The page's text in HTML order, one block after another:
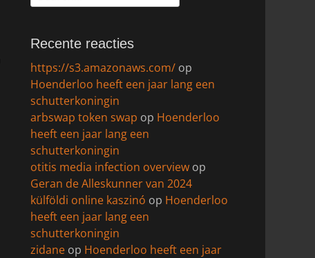
naar:
Recente reacties
https://s3.amazonaws.com/ op
Hoenderloo heeft een jaar lang een
schutterkoningin
arbswap token swap op Hoenderloo
heeft een jaar lang een
schutterkoningin
otitis media infection overview op
Geran de Alleskunner van 2024
külföldi online kaszinó op Hoenderloo
heeft een jaar lang een
schutterkoningin
zidane op Hoenderloo heeft een jaar